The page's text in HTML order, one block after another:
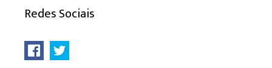
Redes Sociais